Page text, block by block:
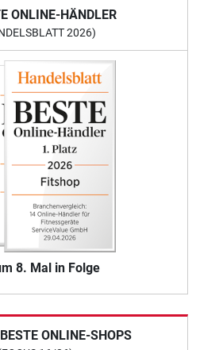
ONLINE-HÄNDLER
2026)
8. Mal in Folge
ONLINE-SHOPS